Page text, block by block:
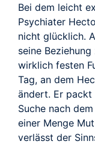
Bei dem leicht
Psychiater
nicht glücklich.
seine
wirklich festen
Tag, an dem
ändert. Er packt
Suche nach
einer Menge
verlässt der